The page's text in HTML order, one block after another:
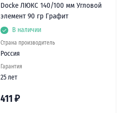
Docke ЛЮКС 140/100 мм Угловой
элемент 90 гр Графит
В наличии
Страна производитель
Россия
Гарантия
25 лет
411 ₽